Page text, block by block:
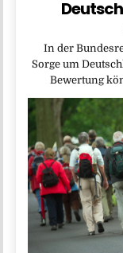
In der
Sorge um
Bewertung